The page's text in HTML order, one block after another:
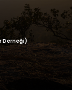
Derneği)